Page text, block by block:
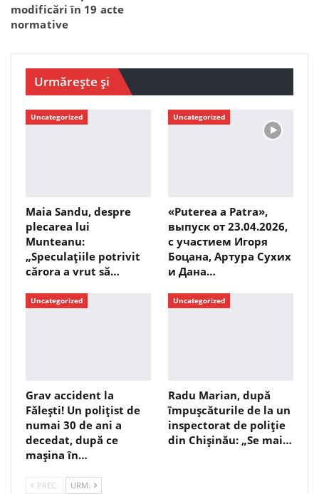
modificări în 19 acte
normative
Urmărește și
Uncategorized
Maia Sandu, despre
plecarea lui
Munteanu:
„Speculațiile potrivit
cărora a vrut să…
Uncategorized
«Puterea a Patra»,
выпуск от 23.04.2026,
с участием Игоря
Боцана, Артура Сухих
и Дана…
Uncategorized
Grav accident la
Fălești! Un polițist de
numai 30 de ani a
decedat, după ce
mașina în…
Uncategorized
Radu Marian, după
împușcăturile de la un
inspectorat de poliție
din Chișinău: „Se mai…
PREC. URM.